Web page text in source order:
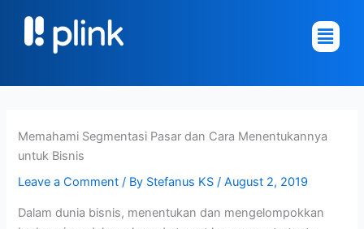
content
Main
Menu
Memahami Segmentasi Pasar dan Cara Menentukannya
untuk Bisnis
Leave a Comment / By Stefanus KS/August 2, 2019
Dalam dunia bisnis, menentukan dan mengelompokkan